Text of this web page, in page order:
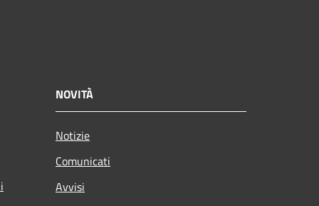
NOVITÀ
Notizie
Comunicati
Avvisi